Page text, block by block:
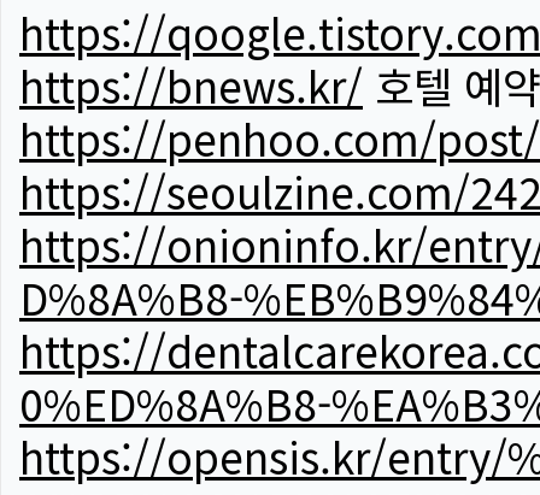
https://
https://bnews.kr/ 호텔 예약
https://penhoo.com/
https://seoulzine.com/
https://onioninfo.kr/entry/
D%8A%B8-
https://
0%ED%8A%B8-
https://opensis.kr/entry/